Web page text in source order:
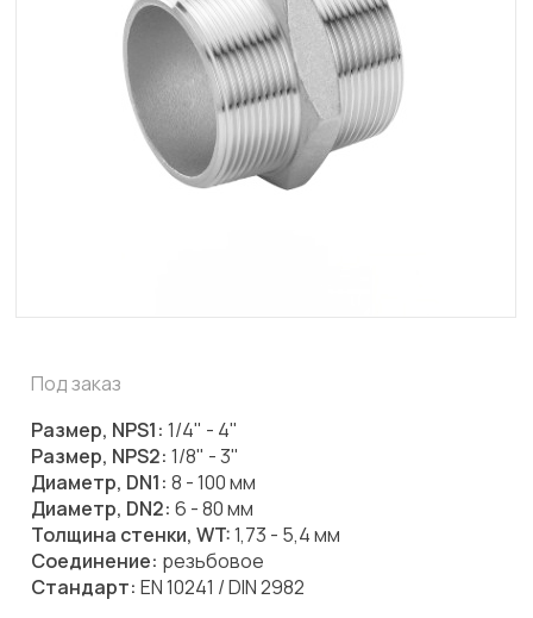
Под заказ
Размер, NPS1: 1/4" - 4"
Размер, NPS2: 1/8" - 3"
Диаметр, DN1: 8 - 100 мм
Диаметр, DN2: 6 - 80 мм
Толщина стенки, WT:1,73 - 5,4 мм
Соединение: резьбовое
Стандарт: EN 10241 / DIN 2982